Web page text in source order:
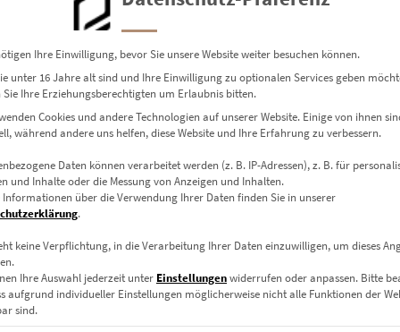
die Nacht in ein experimentelles Schauspiel aus Strom, Licht
– in leuchtendem Orange, umgeben von kühler Dunkelheit.
der Stadt
Die Szene wirkt wie geladen, voller Bewegung und
Bewegung. Die gezielte Lichtsetzung in einem technisch
Ihre Einwilligung, bevor Sie unsere Website weiter besuchen können.
unter 16 Jahre alt sind und Ihre Einwilligung zu optionalen Services geben
Sie Ihre Erziehungsberechtigten um Erlaubnis bitten.
Cookies und andere Technologien auf unserer Website. Einige von ihnen
während andere uns helfen, diese Website und Ihre Erfahrung zu verbessern.
Daten können verarbeitet werden (z. B. IP-Adressen), z. B. für
und Inhalte oder die Messung von Anzeigen und Inhalten.
Informationen über die Verwendung Ihrer Daten finden Sie in unserer
.
keine Verpflichtung, in die Verarbeitung Ihrer Daten einzuwilligen, um dieses
Ihre Auswahl jederzeit unter Einstellungenwiderrufen oder anpassen. Bitte
aufgrund individueller Einstellungen möglicherweise nicht alle Funktionen der
sind.